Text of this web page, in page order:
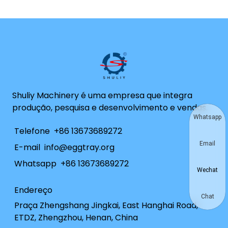
Shuliy Machinery é uma empresa que integra
produção, pesquisa e desenvolvimento e vendas.
Telefone +86 13673689272
E-mail info@eggtray.org
Whatsapp +86 13673689272
Endereço
Praça Zhengshang Jingkai, East Hanghai Road,
ETDZ, Zhengzhou, Henan, China
Whatsapp
Email
Wechat
Chat